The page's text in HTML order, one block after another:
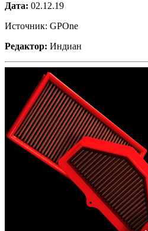
Дата: 02.12.19
Источник: GPOne
Редактор: Индиан